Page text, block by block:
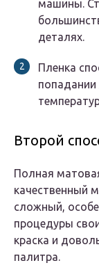
машины.
деталях.
Пленка
попадании
Второй
Полная
качественный
сложный,
процедуры
краска и
палитра.